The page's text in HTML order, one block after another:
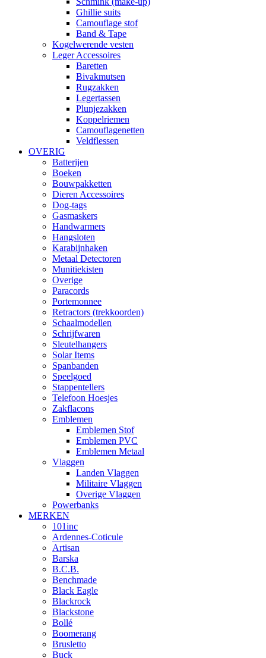
Ghillie suits
Camouflage stof
Band & Tape
Kogelwerende vesten
Leger Accessoires
Baretten
Bivakmutsen
Rugzakken
Legertassen
Plunjezakken
Koppelriemen
Camouflagenetten
Veldflessen
OVERIG
Batterijen
Boeken
Bouwpakketten
Dieren Accessoires
Dog-tags
Gasmaskers
Handwarmers
Hangsloten
Karabijnhaken
Metaal Detectoren
Munitiekisten
Overige
Paracords
Portemonnee
Retractors (trekkoorden)
Schaalmodellen
Schrijfwaren
Sleutelhangers
Solar Items
Spanbanden
Speelgoed
Stappentellers
Telefoon Hoesjes
Zakflacons
Emblemen
Emblemen Stof
Emblemen PVC
Emblemen Metaal
Vlaggen
Landen Vlaggen
Militaire Vlaggen
Overige Vlaggen
Powerbanks
MERKEN
101inc
Ardennes-Coticule
Artisan
Barska
B.C.B.
Benchmade
Black Eagle
Blackrock
Blackstone
Bollé
Boomerang
Brusletto
Buck